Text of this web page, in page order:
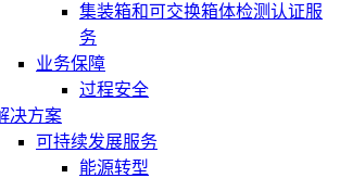
集装箱和可交换箱体检测认证服
务
业务保障
过程安全
决方案
可持续发展服务
能源转型